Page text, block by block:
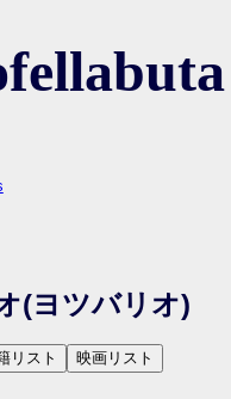
(ヨツバリオ)
リスト 映画リスト